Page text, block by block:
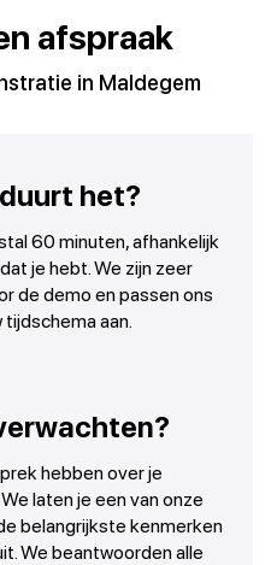
afspraak
in Maldegem
het?
60 minuten, afhankelijk
je hebt. We zijn zeer
de demo en passen ons
tijdschema aan.
hebben over je
laten je een van onze
belangrijkste kenmerken
We beantwoorden alle